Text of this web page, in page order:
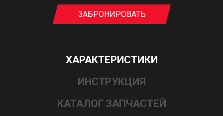
ЗАБРОНИРОВАТЬ
ХАРАКТЕРИСТИКИ
ИНСТРУКЦИЯ
КАТАЛОГ ЗАПЧАСТЕЙ